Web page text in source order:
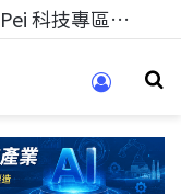
技專區!